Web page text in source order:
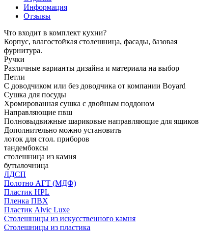
Информация
Отзывы
Что входит в комплект кухни?
Корпус, влагостойкая столешница, фасады, базовая
фурнитура.
Ручки
Различные варианты дизайна и материала на выбор
Петли
С доводчиком или без доводчика от компании Boyard
Сушка для посуды
Хромированная сушка с двойным поддоном
Направляющие пвш
Полновыдвижные шариковые направляющие для ящиков
Дополнительно можно установить
лоток для стол. приборов
тандембоксы
столешница из камня
бутылочница
ЛДСП
Полотно АГТ (МДФ)
Пластик HPL
Пленка ПВХ
Пластик Alvic Luxe
Столешницы из искусственного камня
Столешницы из пластика